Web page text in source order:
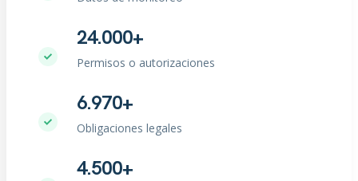
24.000+
Permisos o autorizaciones
6.970+
Obligaciones legales
4.500+